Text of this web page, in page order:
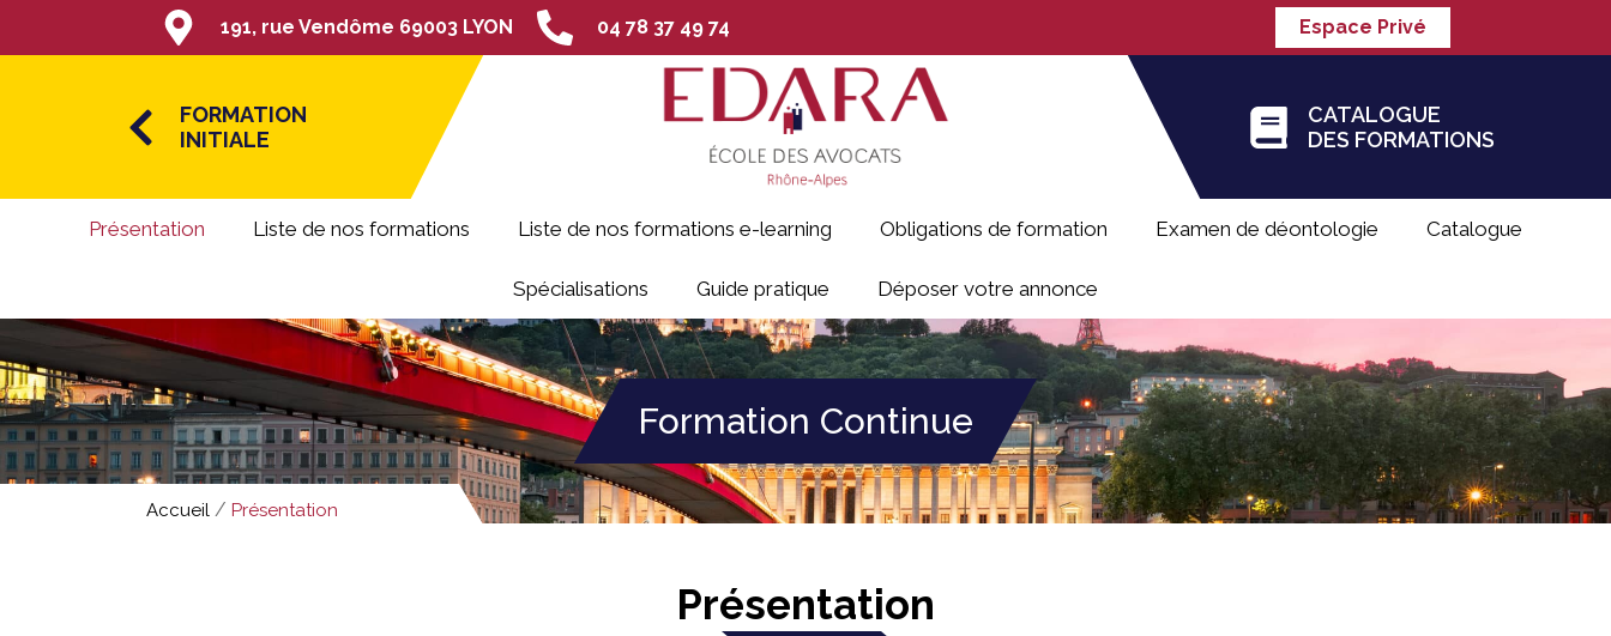
191, rue Vendôme 69003 LYON 04 78 37 49 74 Espace Privé
FORMATION
INITIALE
CATALOGUE
DES FORMATIONS
Présentation Liste de nos formations Liste de nos formations e-learning Obligations de formation Examen de déontologie Catalogue
Spécialisations Guide pratique Déposer votre annonce
Formation Continue
Accueil/ Présentation
Présentation